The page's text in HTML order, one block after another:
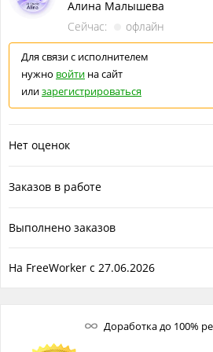
✔ Для детей
✔ Для любого, кому хочется
Для каких случаев
1. День рождения
3. Юбилей
5. Рождение ребенка
6. Новый год
Что входит в услугу
2. Подбор музыкального стиля
3. Генерация готовой песни
Доработка до 100%
Алина Малышева
Сейчас:
офлайн
Для связи с исполнителем
нужно войти на сайт
илизарегистрироваться
Нет оценок
Заказов в работе
Выполнено заказов
На FreeWorker с 27.06.2026